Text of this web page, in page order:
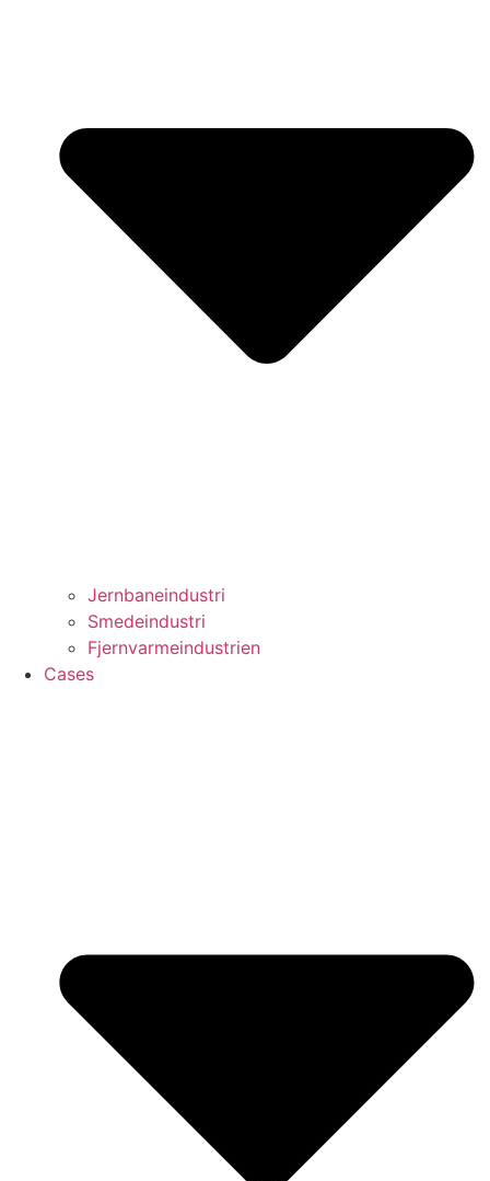
Jernbaneindustri
Smedeindustri
Fjernvarmeindustrien
Cases